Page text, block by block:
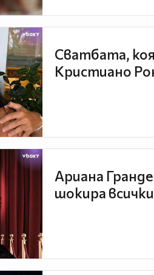
Сватбата,
Кристиано
Ариана
шокира